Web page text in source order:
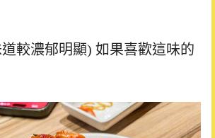
較濃郁明顯) 如果喜歡這味的